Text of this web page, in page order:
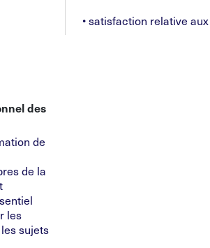
• satisfaction relative
des
de
de la
les
sujets